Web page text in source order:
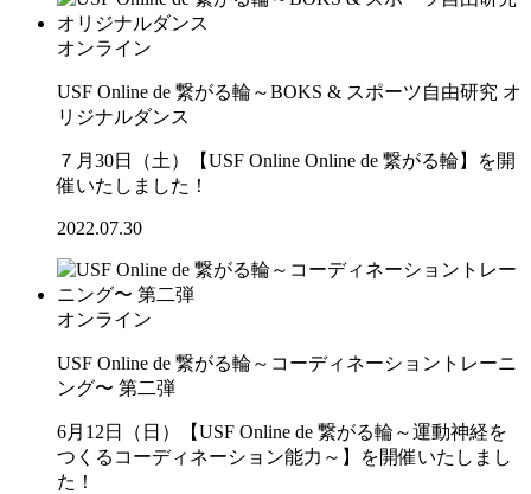
オンライン
USF Online de 繋がる輪～BOKS & スポーツ自由研究 オ
リジナルダンス
７月30日（土）【USF Online Online de 繋がる輪】を開
催いたしました！
2022.07.30
オンライン
USF Online de 繋がる輪～コーディネーショントレーニ
ング〜 第二弾
6月12日（日）【USF Online de 繋がる輪～運動神経を
つくるコーディネーション能力～】を開催いたしまし
た！